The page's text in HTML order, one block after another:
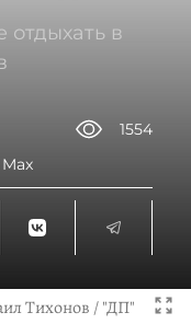
в
1554
Тихонов / "ДП"